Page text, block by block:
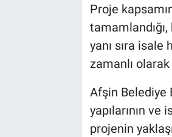
Proje
yanı sıra
zamanlı
Afşin Belediye
yapılarının
projenin